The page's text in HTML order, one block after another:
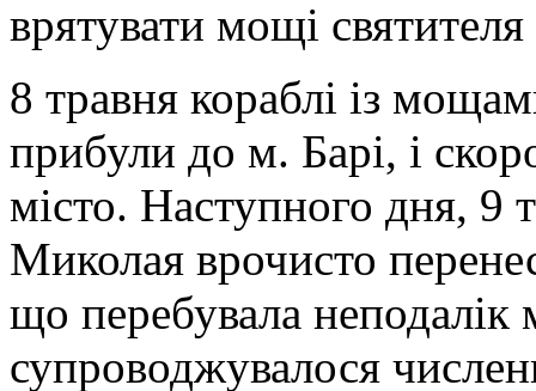
врятувати мощі
8 травня кораблі із
прибули до м. Барі, і
місто. Наступного дня, 9
Миколая врочисто
що перебувала
супроводжувалося